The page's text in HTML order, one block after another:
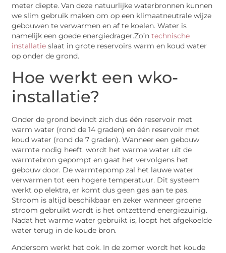
meter diepte. Van deze natuurlijke waterbronnen kunnen
we slim gebruik maken om op een klimaatneutrale wijze
gebouwen te verwarmen en af te koelen. Water is
namelijk een goede energiedrager.Zo’ntechnische
installatie slaat in grote reservoirs warm en koud water
op onder de grond.
Hoe werkt een wko-
installatie?
Onder de grond bevindt zich dus één reservoir met
warm water (rond de 14 graden) en één reservoir met
koud water (rond de 7 graden). Wanneer een gebouw
warmte nodig heeft, wordt het warme water uit de
warmtebron gepompt en gaat het vervolgens het
gebouw door. De warmtepomp zal het lauwe water
verwarmen tot een hogere temperatuur. Dit systeem
werkt op elektra, er komt dus geen gas aan te pas.
Stroom is altijd beschikbaar en zeker wanneer groene
stroom gebruikt wordt is het ontzettend energiezuinig.
Nadat het warme water gebruikt is, loopt het afgekoelde
water terug in de koude bron.
Andersom werkt het ook. In de zomer wordt het koude